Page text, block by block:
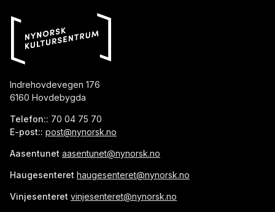
Indrehovdevegen 176
6160 Hovdebygda
Telefon:: 70 04 75 70
E-post:: post@nynorsk.no
Aasentunet aasentunet@nynorsk.no
Haugesenteret haugesenteret@nynorsk.no
Vinjesenteret vinjesenteret@nynorsk.no